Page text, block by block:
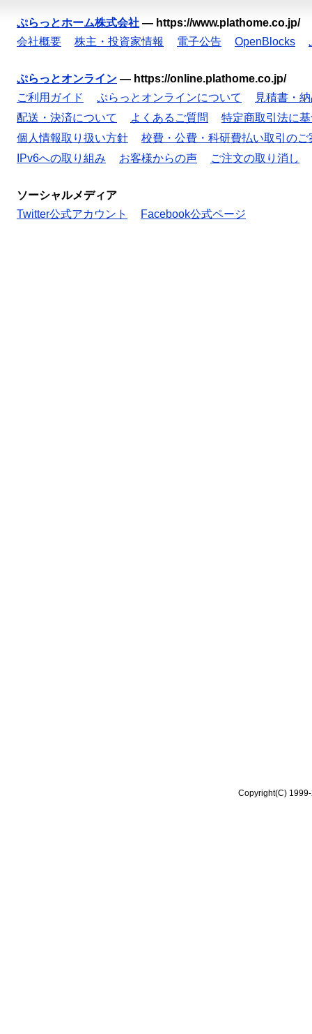
ぷらっとホーム株式会社 — https://www.plathome.co.jp/
会社概要
株主・投資家情報 電子公告 OpenBlocks
ぷらっとオンライン — https://online.plathome.co.jp/
ご利用ガイド
ぷらっとオンラインについて
見積書・
配送・決済について
よくあるご質問
特定商取引法に
個人情報取り扱い方針
校費・公費・科研費払い取引のご
IPv6への取り組み
お客様からの声 ご注文の取り消し
ソーシャルメディア
Twitter公式アカウント
Facebook公式ページ
Copyright(C)